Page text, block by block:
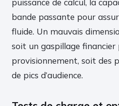
bande passante pour
fluide. Un mauvais
soit un gaspillage financier
provisionnement, soit des
de pics d’audience.